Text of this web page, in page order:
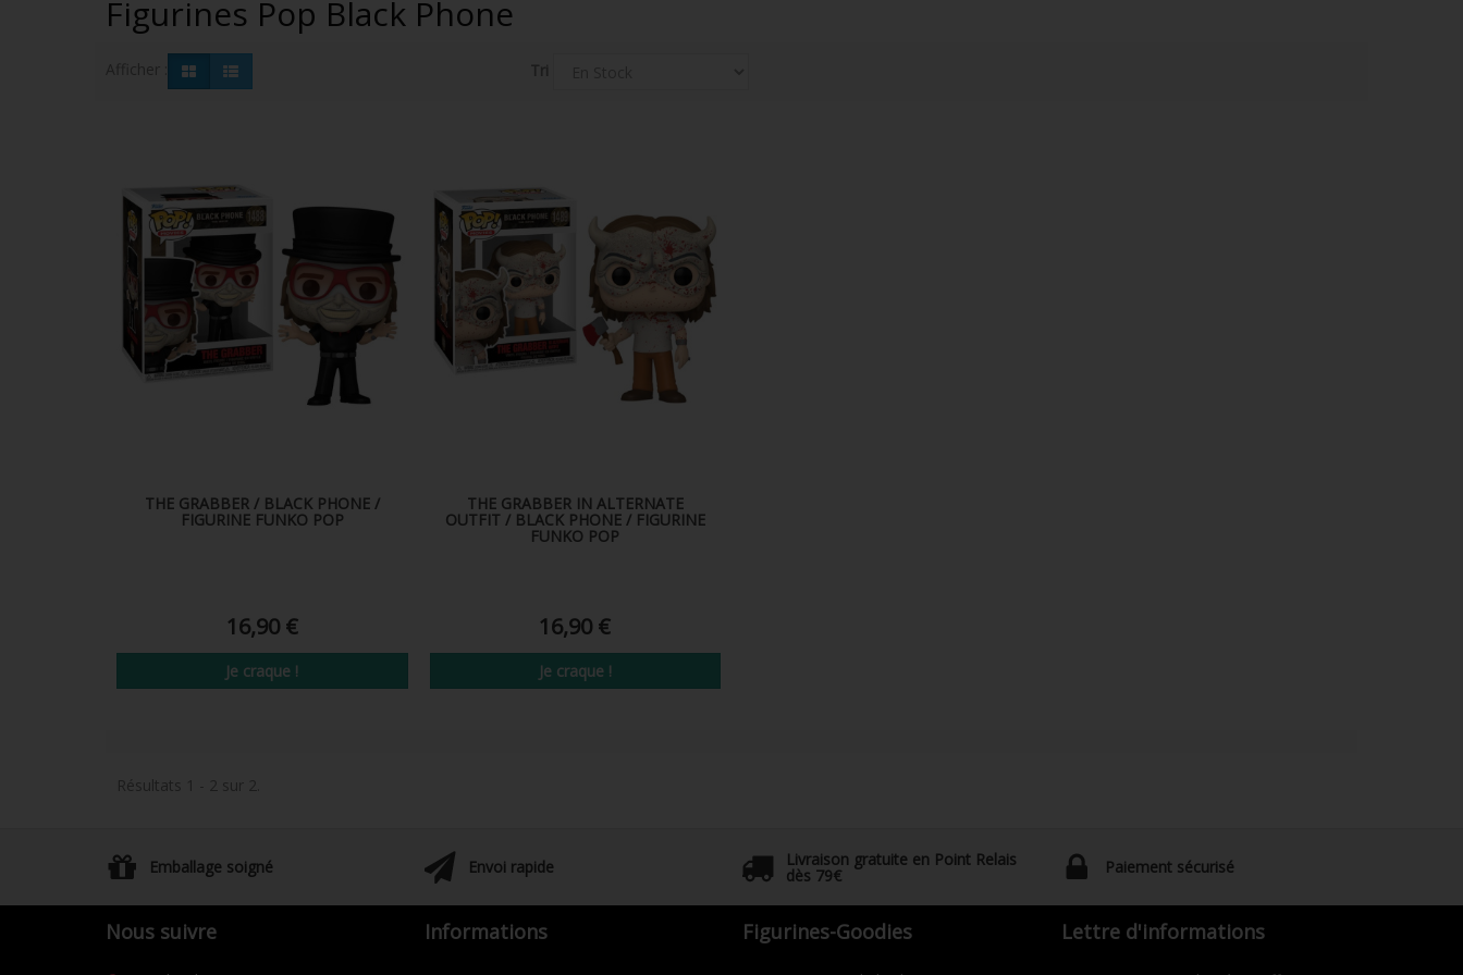
Figurines Pop Black Phone
THE GRABBER / BLACK PHONE /
FIGURINE FUNKO POP
16,90 €
Je craque !
THE GRABBER IN ALTERNATE
OUTFIT / BLACK PHONE / FIGURINE
FUNKO POP
16,90 €
Je craque !
Résultats 1 - 2 sur 2.
Emballage soigné Envoi rapide Livraison gratuite en Point Relais
dès 79€ Paiement sécurisé
Nous suivre Informations Figurines-Goodies Lettre d'informations